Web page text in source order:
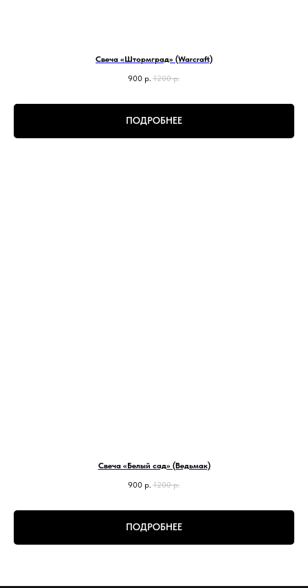
Свеча «Штормград» (Warcraft)
900 р. 1200 р.
ПОДРОБНЕЕ
Свеча «Белый сад» (Ведьмак)
900 р. 1200 р.
ПОДРОБНЕЕ